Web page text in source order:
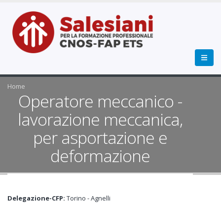
Home
Operatore meccanico -
lavorazione meccanica,
per asportazione e
deformazione
Delegazione-CFP: Torino - Agnelli